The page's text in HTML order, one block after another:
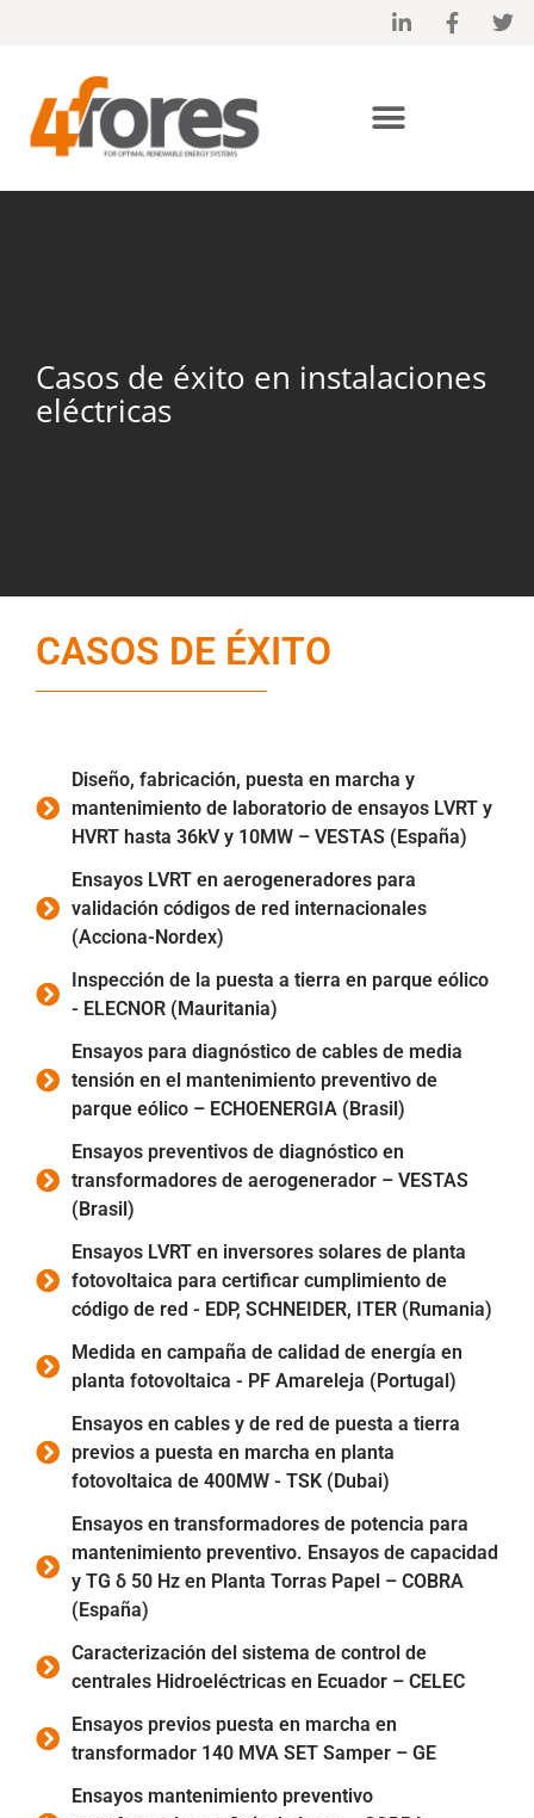
Casos de éxito en instalaciones
eléctricas
CASOS DE ÉXITO
Diseño, fabricación, puesta en marcha y
mantenimiento de laboratorio de ensayos LVRT y
HVRT hasta 36kV y 10MW – VESTAS (España)
Ensayos LVRT en aerogeneradores para
validación códigos de red internacionales
(Acciona-Nordex)
Inspección de la puesta a tierra en parque eólico
- ELECNOR (Mauritania)
Ensayos para diagnóstico de cables de media
tensión en el mantenimiento preventivo de
parque eólico – ECHOENERGIA (Brasil)
Ensayos preventivos de diagnóstico en
transformadores de aerogenerador – VESTAS
(Brasil)
Ensayos LVRT en inversores solares de planta
fotovoltaica para certificar cumplimiento de
código de red - EDP, SCHNEIDER, ITER (Rumania)
Medida en campaña de calidad de energía en
planta fotovoltaica - PF Amareleja (Portugal)
Ensayos en cables y de red de puesta a tierra
previos a puesta en marcha en planta
fotovoltaica de 400MW - TSK (Dubai)
Ensayos en transformadores de potencia para
mantenimiento preventivo. Ensayos de capacidad
y TG δ 50 Hz en Planta Torras Papel – COBRA
(España)
Caracterización del sistema de control de
centrales Hidroeléctricas en Ecuador – CELEC
Ensayos previos puesta en marcha en
transformador 140 MVA SET Samper – GE
Ensayos mantenimiento preventivo